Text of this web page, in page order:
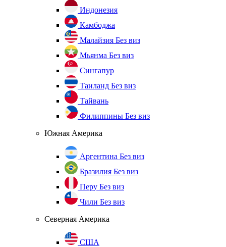
Индонезия
Камбоджа
Малайзия Без виз
Мьянма Без виз
Сингапур
Таиланд Без виз
Тайвань
Филиппины Без виз
Южная Америка
Аргентина Без виз
Бразилия Без виз
Перу Без виз
Чили Без виз
Северная Америка
США